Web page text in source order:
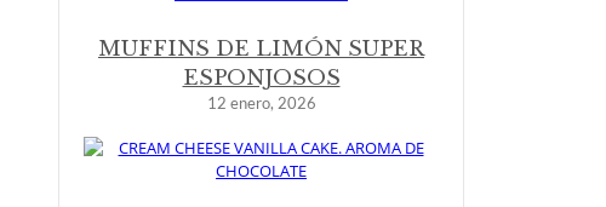
MUFFINS DE LIMÓN SUPER
ESPONJOSOS
12 enero, 2026